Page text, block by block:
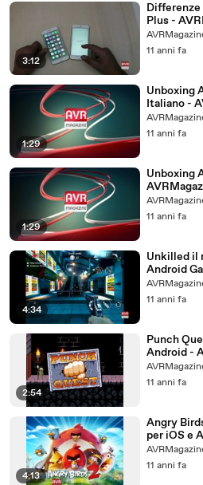
3:12
Differenze
Plus -
11 anni fa
1:29
Unboxing
Italiano -
11 anni fa
1:29
Unboxing
11 anni fa
4:34
Unkilled il
Android
11 anni fa
2:54
Punch
Android -
11 anni fa
4:13
Angry
per iOS e
11 anni fa